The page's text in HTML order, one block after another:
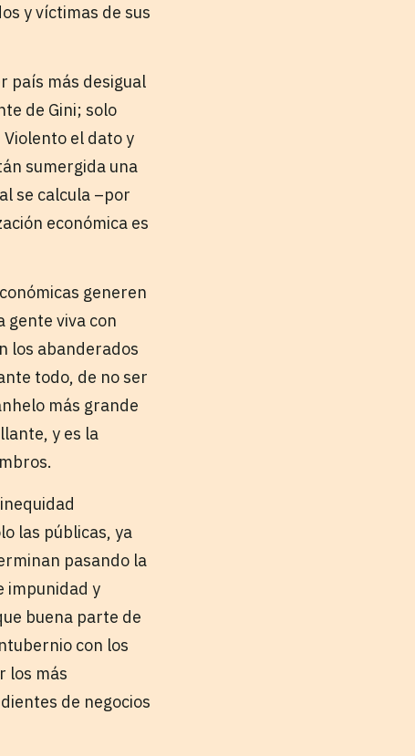
y víctimas de sus
país más desigual
de Gini; solo
el dato y
sumergida una
se calcula –por
económica es
generen
gente viva con
los abanderados
todo, de no ser
más grande
y es la
las públicas, ya
pasando la
impunidad y
buena parte de
con los
los más
de negocios